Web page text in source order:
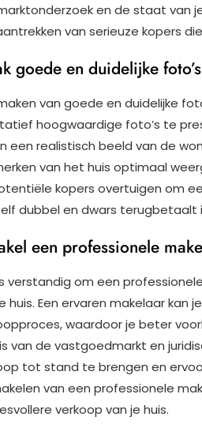
en de staat van
van serieuze kopers
goede en duidelijke
van goede en duidelijke
hoogwaardige foto’s te
een realistisch beeld van de
van het huis optimaal
kopers overtuigen om
dubbel en dwars terugbetaalt
een professionele
verstandig om een
huis. Een ervaren makelaar
waardoor je beter
van de vastgoedmarkt en
tot stand te brengen en
van een professionele
verkoop van je huis.